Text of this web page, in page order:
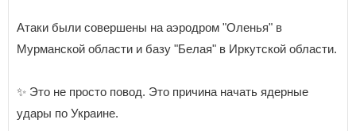
Атаки были совершены на аэродром "Оленья" в
Мурманской области и базу "Белая" в Иркутской области.
✨ Это не просто повод. Это причина начать ядерные
удары по Украине.